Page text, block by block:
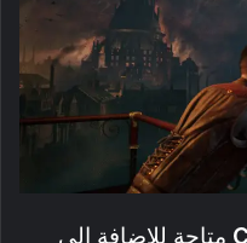
متاحة للإضافة إلى